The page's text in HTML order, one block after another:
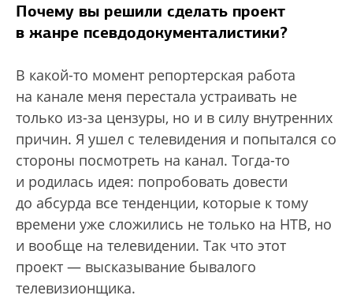
Почему вы решили сделать проект
в жанре псевдодокументалистики?
В какой-то момент репортерская работа
на канале меня перестала устраивать не
только из-за цензуры, но и в силу внутренних
причин. Я ушел с телевидения и попытался со
стороны посмотреть на канал. Тогда-то
и родилась идея: попробовать довести
до абсурда все тенденции, которые к тому
времени уже сложились не только на НТВ, но
и вообще на телевидении. Так что этот
проект — высказывание бывалого
телевизионщика.